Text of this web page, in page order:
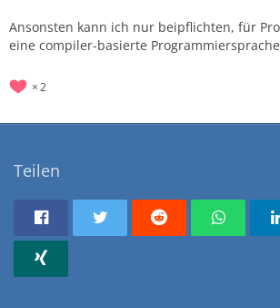
Ansonsten kann ich nur beipflichten, für
eine compiler-basierte
2
Teilen